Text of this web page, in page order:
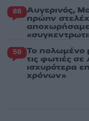
86 Αυγερινός,
πρώην
αποχωρήσαμε
59 Το πολωμένο
τις φωτιές
ισχυρότερα
χρόνων»